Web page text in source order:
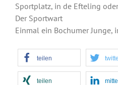
Sportplatz, in de Efteling
Der Sportwart
Einmal ein Bochumer Junge,
teilen
teilen